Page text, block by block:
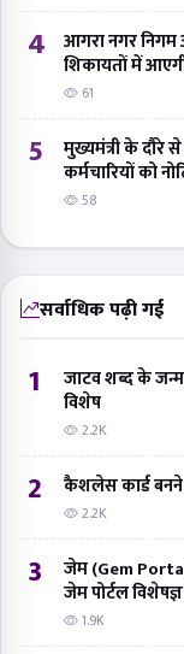
4
आगरा नगर
शिकायतों में
61
5
मुख्यमंत्री के दौरे
कर्मचारियों को
58
सर्वाधिक पढ़ी गई
1
जाटव शब्द के
विशेष
2.2K
2 कैशलेस कार्ड
2.2K
3
जेम (Gem
जेम पोर्टल
1.9K